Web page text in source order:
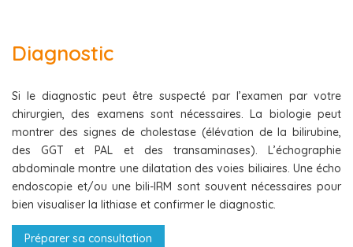
Diagnostic
Si le diagnostic peut être suspecté par l’examen par votre
chirurgien, des examens sont nécessaires. La biologie peut
montrer des signes de cholestase (élévation de la bilirubine,
des GGT et PAL et des transaminases). L’échographie
abdominale montre une dilatation des voies biliaires. Une écho
endoscopie et/ou une bili-IRM sont souvent nécessaires pour
bien visualiser la lithiase et confirmer le diagnostic.
Préparer sa consultation